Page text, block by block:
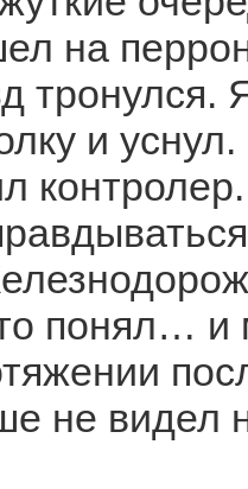
на
тронулся.
и
понял… и
не видел